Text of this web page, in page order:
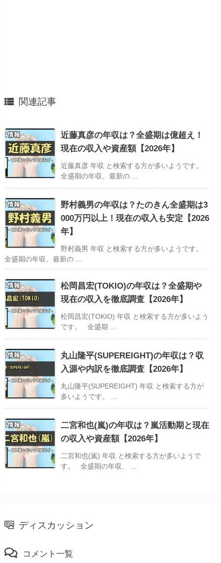
 関連記事
近藤真彦の年収は？全盛期は億超え！
現在の収入や資産額【2026年】
近藤真彦 年収 と検索する方が多いようです。
全盛期の年収、最新の ...
野村義男の年収は？たのきん全盛期は3
000万円以上！現在の収入も安定【2026
年】
野村義男 年収 と検索する方が多いようです。
全盛期の年収、最新の ...
松岡昌宏(TOKIO)の年収は？全盛期や
現在の収入を徹底調査【2026年】
松岡昌宏(TOKIO) 年収 と検索する方が多いよう
です。 全盛期 ...
丸山隆平(SUPEREIGHT)の年収は？収
入源や内訳を徹底調査【2026年】
丸山隆平(SUPEREIGHT) 年収 と検索する方が
多いようです。 ...
二宮和也(嵐)の年収は？嵐活動期と現在
の収入や資産額【2026年】
二宮和也(嵐) 年収 と検索する方が多いようで
す。 全盛期の年収、 ...
ディスカッション
コメント一覧